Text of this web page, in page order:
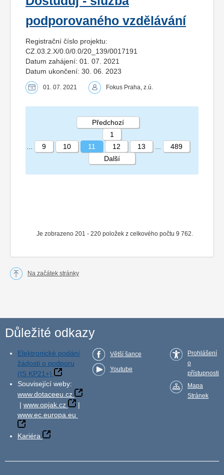
podporovaného vzdělávání
Registrační číslo projektu:
CZ.03.2.X/0.0/0.0/20_139/0017191
Datum zahájení: 01. 07. 2021
Datum ukončení: 30. 06. 2023
01. 07. 2021 Fokus Praha, z.ú.
STRÁNKA 11 489
Je zobrazeno 201 - 220 položek z celkového počtu 9 762.
Předchozí
1
9 10 11 12 13
489
Další
Na začátek stránky
Důležité odkazy
Elektronické podání
žádosti o podporu
(IS KP21+)
Související weby:
www.dotaceeu.cz
| www.opjak.cz
|
www.ec.europa.eu
Kariéra
Větší šance
Youtube
Prohlášení
o
přístupnosti
Mapa
Stránek